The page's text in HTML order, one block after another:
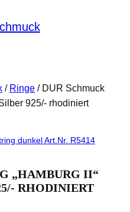
/ Ringe/ DUR Schmuck
925/- rhodiniert
„HAMBURG II“
RHODINIERT